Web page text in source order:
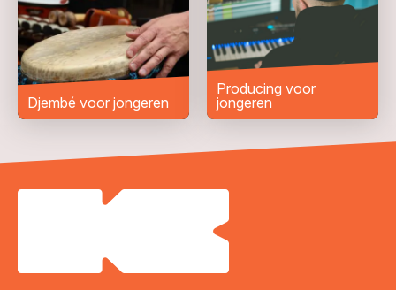
Woonplaats
Bericht*
Djembé voor jongeren
Producing voor
jongeren